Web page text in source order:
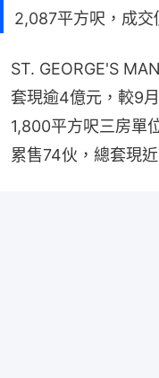
2,087平方呎，成交
ST. GEORGE'S
套現逾4億元，較9
1,800平方呎三房單
累售74伙，總套現